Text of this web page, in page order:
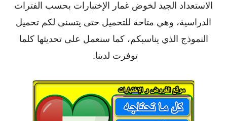
الاستعداد الجيد لخوض غمار الإختبارات بحسب الفترات
الدراسية، وهي متاحة للتحميل حتى يتسنى لكم تحميل
النموذج الذي يناسبكم، كما سنعمل على تحديثها كلما
توفرت لدينا.